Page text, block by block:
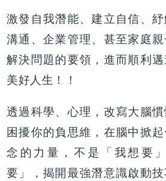
激發自我潛能、建立自信、
溝通、企業管理、甚至家庭
解決問題的要領，進而順利
美好人生！！
透過科學、心理，改寫大腦
困擾你的負思維，在腦中掀
念的力量，不是「我想要
要」，揭開最強潛意識啟動